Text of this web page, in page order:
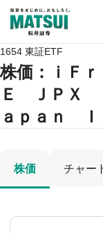
1654 東証ETF
株価 ：ｉＦ
Ｅ ＪＰＸ
ａｐａｎ Ｉ
株価 チャー